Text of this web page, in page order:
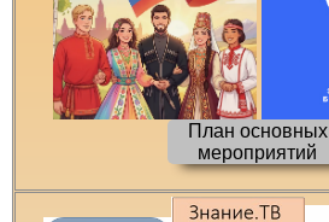
План основных
мероприятий